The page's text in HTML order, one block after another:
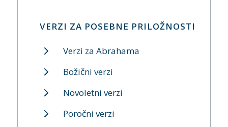
VERZI ZA POSEBNE PRILOŽNOSTI
Verzi za Abrahama
Božični verzi
Novoletni verzi
Poročni verzi